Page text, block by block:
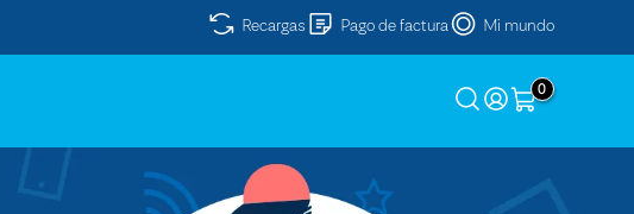
Recargas Pago de factura Mi mundo
0